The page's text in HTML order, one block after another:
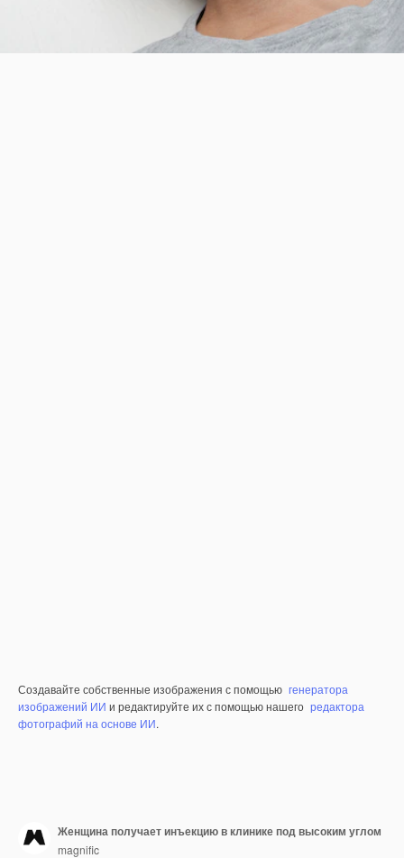
Создавайте собственные изображения с помощью генератора
изображений ИИ и редактируйте их с помощью нашего редактора
фотографий на основе ИИ.
Женщина получает инъекцию в клинике под высоким углом
magnific